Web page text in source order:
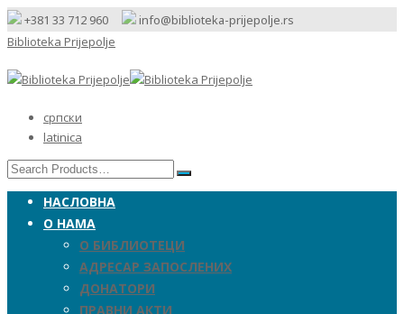
+381 33 712 960
info@biblioteka-prijepolje.rs
Biblioteka Prijepolje
српски
latinica
НАСЛОВНА
О НАМА
О БИБЛИОТЕЦИ
АДРЕСАР ЗАПОСЛЕНИХ
ДОНАТОРИ
ПРАВНИ АКТИ